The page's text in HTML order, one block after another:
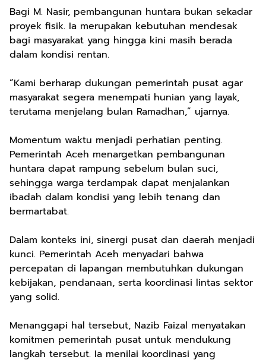
Bagi M. Nasir, pembangunan huntara bukan sekadar
proyek fisik. Ia merupakan kebutuhan mendesak
bagi masyarakat yang hingga kini masih berada
dalam kondisi rentan.
“Kami berharap dukungan pemerintah pusat agar
masyarakat segera menempati hunian yang layak,
terutama menjelang bulan Ramadhan,” ujarnya.
Momentum waktu menjadi perhatian penting.
Pemerintah Aceh menargetkan pembangunan
huntara dapat rampung sebelum bulan suci,
sehingga warga terdampak dapat menjalankan
ibadah dalam kondisi yang lebih tenang dan
bermartabat.
Dalam konteks ini, sinergi pusat dan daerah menjadi
kunci. Pemerintah Aceh menyadari bahwa
percepatan di lapangan membutuhkan dukungan
kebijakan, pendanaan, serta koordinasi lintas sektor
yang solid.
Menanggapi hal tersebut, Nazib Faizal menyatakan
komitmen pemerintah pusat untuk mendukung
langkah tersebut. Ia menilai koordinasi yang